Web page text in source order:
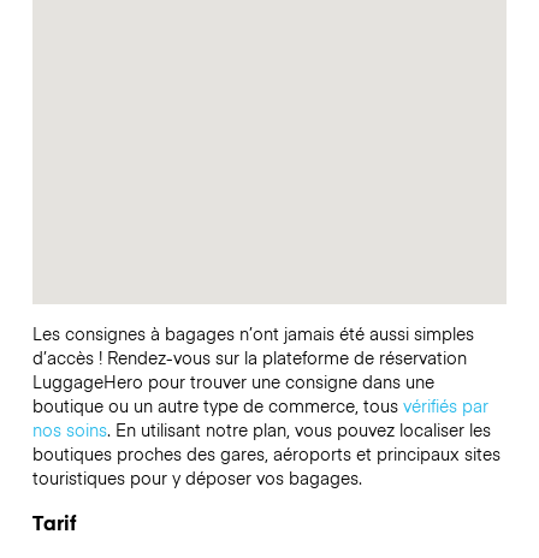
Les consignes à bagages n’ont jamais été aussi simples
d’accès ! Rendez-vous sur la plateforme de réservation
LuggageHero pour trouver une consigne dans une
boutique ou un autre type de commerce, tous vérifiés par
nos soins. En utilisant notre plan, vous pouvez localiser les
boutiques proches des gares, aéroports et principaux sites
touristiques pour y déposer vos bagages.
Tarif